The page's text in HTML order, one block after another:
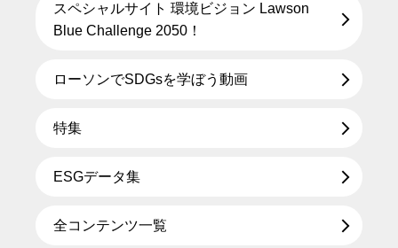
スペシャルサイト 環境ビジョン Lawson
Blue Challenge 2050！
ローソンでSDGsを学ぼう動画
特集
ESGデータ集
全コンテンツ一覧